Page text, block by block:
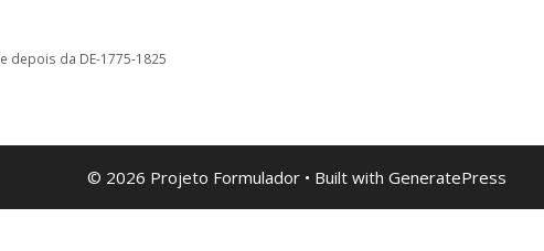
depois da DE-1775-1825
© 2026 Projeto Formulador • Built with GeneratePress